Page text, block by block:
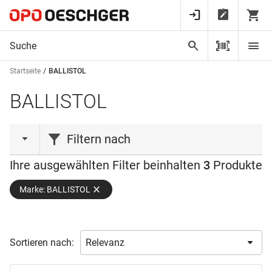
Startseite BALLISTOL
BALLISTOL
Filtern nach
Produktart
Reinigungsmittel
Farbe
Inhalt
Ihre ausgewählten Filter beinhalten 3 Produkte
Marke: BALLISTOL
Sortieren nach: